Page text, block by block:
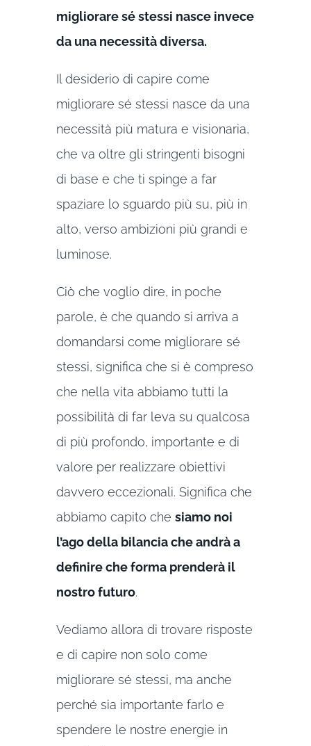
migliorare sé stessi nasce invece
da una necessità diversa.
Il desiderio di capire come
migliorare sé stessi nasce da una
necessità più matura e visionaria,
che va oltre gli stringenti bisogni
di base e che ti spinge a far
spaziare lo sguardo più su, più in
alto, verso ambizioni più grandi e
luminose.
Ciò che voglio dire, in poche
parole, è che quando si arriva a
domandarsi come migliorare sé
stessi, significa che si è compreso
che nella vita abbiamo tutti la
possibilità di far leva su qualcosa
di più profondo, importante e di
valore per realizzare obiettivi
davvero eccezionali. Significa che
abbiamo capito che siamo noi
l’ago della bilancia che andrà a
definire che forma prenderà il
nostro futuro.
Vediamo allora di trovare risposte
e di capire non solo come
migliorare sé stessi, ma anche
perché sia importante farlo e
spendere le nostre energie in